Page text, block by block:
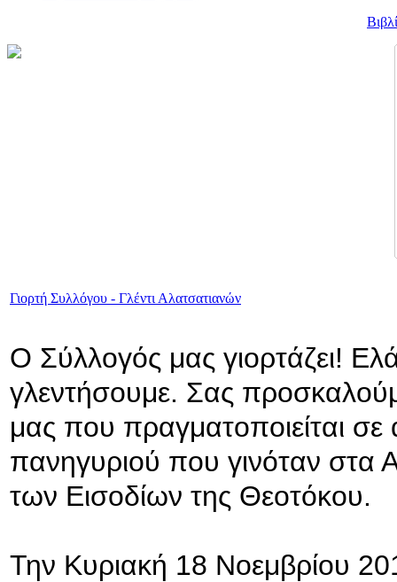
Γιορτή Συλλόγου - Γλέντι Αλατσατιανών
Ο Σύλλογός μας γιορτάζει!
γλεντήσουμε. Σας
μας που πραγματοποιείται
πανηγυριού που γινόταν στα
των Εισοδίων της Θεοτόκου.
Την Κυριακή 18 Νοεμβρίου